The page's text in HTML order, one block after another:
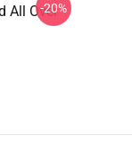
All Over
-20%